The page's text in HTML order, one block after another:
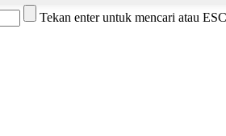
Tekan enter untuk mencari atau